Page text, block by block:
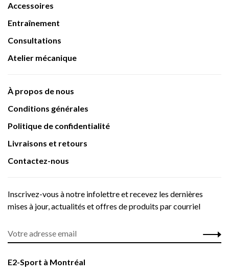
Accessoires
Entraînement
Consultations
Atelier mécanique
À propos de nous
Conditions générales
Politique de confidentialité
Livraisons et retours
Contactez-nous
Inscrivez-vous à notre infolettre et recevez les dernières
mises à jour, actualités et offres de produits par courriel
E2-Sport à Montréal